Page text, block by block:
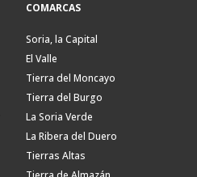
COMARCAS
Soria, la Capital
El Valle
Tierra del Moncayo
Tierra del Burgo
La Soria Verde
La Ribera del Duero
Tierras Altas